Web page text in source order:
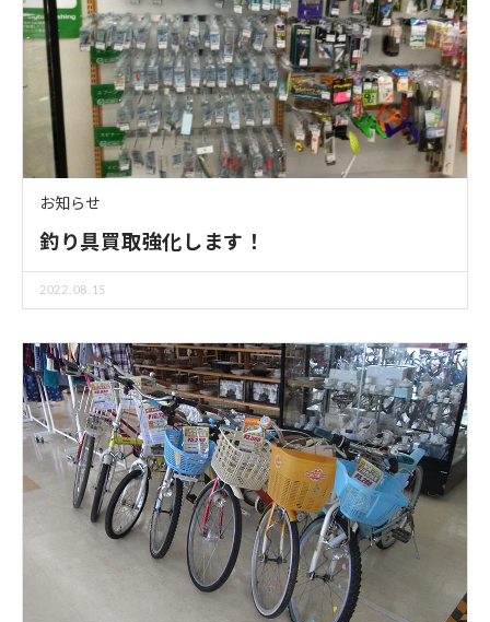
お知らせ
釣り具買取強化します！
2022.08.15